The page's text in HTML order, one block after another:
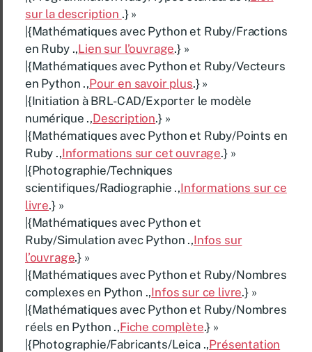
sur la description .} »
|{Mathématiques avec Python et Ruby/Fractions
en Ruby .,Lien sur l’ouvrage.} »
|{Mathématiques avec Python et Ruby/Vecteurs
en Python .,Pour en savoir plus.} »
|{Initiation à BRL-CAD/Exporter le modèle
numérique .,Description.} »
|{Mathématiques avec Python et Ruby/Points en
Ruby .,Informations sur cet ouvrage.} »
|{Photographie/Techniques
scientifiques/Radiographie .,Informations sur ce
livre.} »
|{Mathématiques avec Python et
Ruby/Simulation avec Python .,Infos sur
l’ouvrage.} »
|{Mathématiques avec Python et Ruby/Nombres
complexes en Python .,Infos sur ce livre.} »
|{Mathématiques avec Python et Ruby/Nombres
réels en Python .,Fiche complète.} »
|{Photographie/Fabricants/Leica .,Présentation